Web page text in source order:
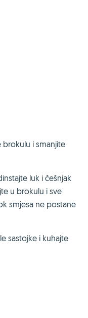
brokulu i smanjite
luk i češnjak
u brokulu i sve
smjesa ne postane
sastojke i kuhajte